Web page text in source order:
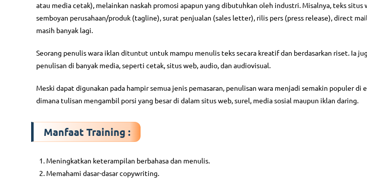
atau media cetak), melainkan naskah promosi apapun yang dibutuhkan oleh industri. Misalnya, teks situs
semboyan perusahaan/produk (tagline), surat penjualan (sales letter), rilis pers (press release), direct
masih banyak lagi.
Seorang penulis wara iklan dituntut untuk mampu menulis teks secara kreatif dan berdasarkan riset. Ia
penulisan di banyak media, seperti cetak, situs web, audio, dan audiovisual.
Meski dapat digunakan pada hampir semua jenis pemasaran, penulisan wara menjadi semakin populer di
dimana tulisan mengambil porsi yang besar di dalam situs web, surel, media sosial maupun iklan daring.
Manfaat Training :
Meningkatkan keterampilan berbahasa dan menulis.
Memahami dasar-dasar copywriting.